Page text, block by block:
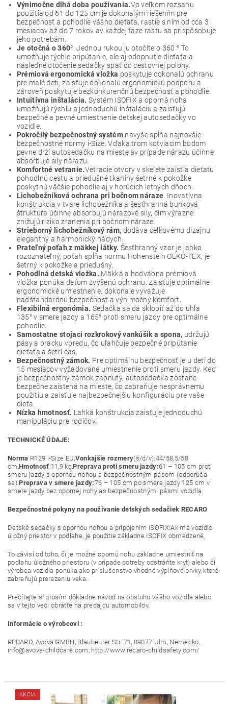
Výnimočne dlhá doba používania.Vo veľkom rozsahu
použitia od 61 do 125 cm je dokonalým riešením pre
bezpečnosť a pohodlie vášho dieťaťa, rastie s ním od cca 3
mesiacov až do 7 rokov av každej fáze rastu sa prispôsobuje
jeho potrebám.
Je otočná o 360° . Jednou rukou ju otočíte o 360 ° To
umožňuje rýchle pripútanie, ale aj odopnutie dieťaťa a
následné otočenie sedačky späť do cestovnej polohy.
Prémiová ergonomická vložka poskytuje dokonalú ochranu
pre malé deti, zaisťuje dokonalú ergonomickú podporu a
zároveň poskytuje bezkonkurenčnú bezpečnosť a pohodlie.
Intuitívna inštalácia. Systém ISOFIX a oporná noha
umožňujú rýchlu a jednoduchú inštaláciu a zaisťujú
bezpečné a pevné umiestnenie detskej autosedačky vo
vozidle.
Pokročilý bezpečnostný systémnavyše spĺňa najnovšie
bezpečnostné normy i-Size. Vďaka trom kotviacim bodom
pevne drží autosedačku na mieste av prípade nárazu účinne
absorbuje sily nárazu.
Komfortné vetranie.Vetracie otvory v skelete zaistia dieťaťu
pohodlnú cestu a priedušné tkaniny šetrné k pokožke
poskytnú väčšie pohodlie aj v horúcich letných dňoch.
Lichobežníková ochrana pri bočnom náraze . Inovatívna
konštrukcia v tvare lichobežníka a šesťhranná bunková
štruktúra účinne absorbujú nárazové sily, čím výrazne
znižujú riziko zranenia pri bočnom náraze.
Strieborný lichobežníkový rám, dodáva celkovému dizajnu
elegantný a harmonický nádych.
Prateľný poťah z mäkkej látky. Šesťhranný vzor je ľahko
rozoznateľný, poťah spĺňa normu Hohenstein OEKO-TEX, je
šetrný k pokožke a priedušný.
Pohodlná detská vložka. Mäkká a hodvábna prémiová
vložka ponúka deťom zvýšenú ochranu. Zaisťuje optimálne
ergonomické umiestnenie, dokonale vyvažuje
nadštandardnú bezpečnosť a výnimočný komfort.
Flexibilná ergonómia. Sedačka sa dá sklopiť až do uhla
135° v smere jazdy a 165° proti smeru jazdy pre optimálne
pohodlie.
Samostatne stojaci rozkrokový vankúšik a spona, udržujú
pásy a pracku vpredu, čo uľahčuje bezpečné pripútanie
dieťaťa a šetrí čas.
Bezpečnostný zámok. Pre optimálnu bezpečnosť je u detí do
15 mesiacov vyžadované umiestnenie proti smeru jazdy. Keď
je bezpečnostný zámok zapnutý, autosedačka zostane
bezpečne zaistená na mieste, čo zabraňuje nesprávnemu
použitiu a zaisťuje najbezpečnejšiu konfiguráciu pre vaše
dieťa.
Nízka hmotnosť. Ľahká konštrukcia zaisťuje jednoduchú
manipuláciu pre rodičov.
TECHNICKÉ ÚDAJE:
Norma R129 i-Size EU,Vonkajšie rozmery(š/d/v):44/58,5/58
cm,Hmotnosť:11,9 kg,Preprava proti smeru jazdy:61 – 105 cm proti
smeru jazdy s opornou nohou a bezpečnostným pásom (odporúča
sa).Preprava v smere jazdy:76 – 105 cm po smere jazdy 125 cm v
smere jazdy bez opornej nohy as bezpečnostnými pásmi vozidla.
Bezpečnostné pokyny na používanie detských sedačiek RECARO
Detské sedačky s opornou nohou a pripojením ISOFIX:Ak má vozidlo
úložný priestor v podlahe, je použitie základne ISOFIX obmedzené.
To závisí od toho, či je možné opornú nohu základne umiestniť na
podlahu úložného priestoru (v prípade potreby odstráňte kryt) alebo či
výrobca vozidla ponúka ako príslušenstvo vhodné výplňové prvky, ktoré
zabraňujú prerazeniu veka.
Prečítajte si prosím dôkladne návod na obsluhu vášho vozidla alebo
sa v tejto veci obráťte na predajcu automobilov.
Informácie o výrobcovi :
RECARO, Avova GMBH, Blaubeurer Str. 71, 89077 Ulm, Nemecko,
info@avova-childcare.com, http://www.recaro-childsafety.com/
AKCIA